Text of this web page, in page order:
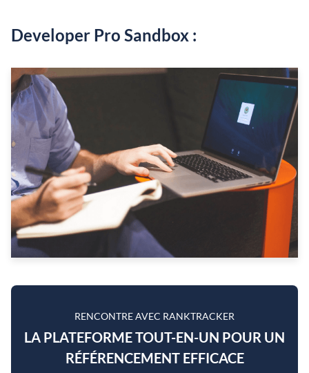
Developer Pro Sandbox :
RENCONTRE AVEC RANKTRACKER
LA PLATEFORME TOUT-EN-UN POUR UN
RÉFÉRENCEMENT EFFICACE